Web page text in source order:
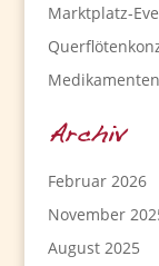
Marktplatz-
Archiv
Februar 2026
November
August 2025